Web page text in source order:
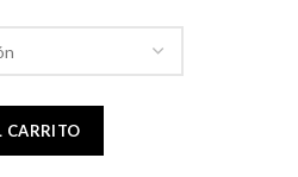
CARRITO